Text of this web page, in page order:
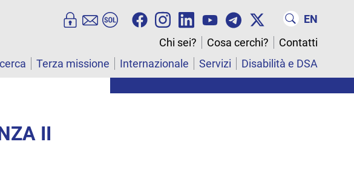
EN
Chi sei?
Cosa cerchi?
Contatti
Terza missione Internazionale Servizi Disabilità e DSA
II